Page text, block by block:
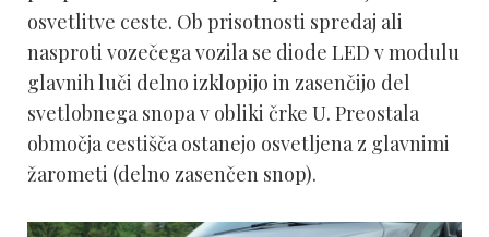
osvetlitve ceste. Ob prisotnosti spredaj ali
nasproti vozečega vozila se diode LED v modulu
glavnih luči delno izklopijo in zasenčijo del
svetlobnega snopa v obliki črke U. Preostala
območja cestišča ostanejo osvetljena z glavnimi
žarometi (delno zasenčen snop).